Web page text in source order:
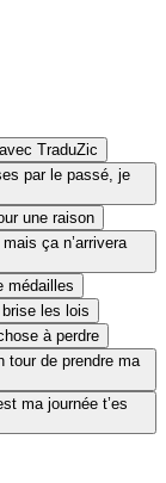
TraduZic
par le passé, je
une raison
ça n’arrivera
médailles
les lois
à perdre
tour de prendre ma
ma journée t’es